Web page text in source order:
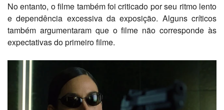
No entanto, o filme também foi criticado por seu ritmo lento
e dependência excessiva da exposição. Alguns críticos
também argumentaram que o filme não corresponde às
expectativas do primeiro filme.